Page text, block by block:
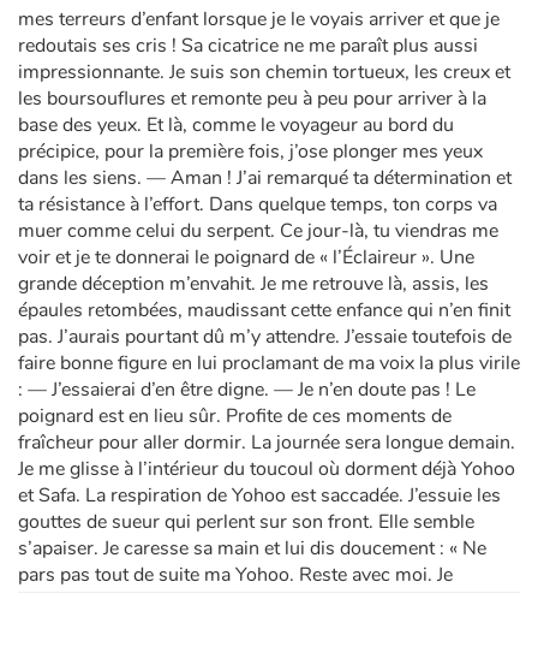
mes terreurs d’enfant lorsque je le voyais arriver et que je
redoutais ses cris ! Sa cicatrice ne me paraît plus aussi
impressionnante. Je suis son chemin tortueux, les creux et
les boursouflures et remonte peu à peu pour arriver à la
base des yeux. Et là, comme le voyageur au bord du
précipice, pour la première fois, j’ose plonger mes yeux
dans les siens. — Aman ! J’ai remarqué ta détermination et
ta résistance à l’effort. Dans quelque temps, ton corps va
muer comme celui du serpent. Ce jour-là, tu viendras me
voir et je te donnerai le poignard de « l’Éclaireur ». Une
grande déception m’envahit. Je me retrouve là, assis, les
épaules retombées, maudissant cette enfance qui n’en finit
pas. J’aurais pourtant dû m’y attendre. J’essaie toutefois de
faire bonne figure en lui proclamant de ma voix la plus virile
: — J’essaierai d’en être digne. — Je n’en doute pas ! Le
poignard est en lieu sûr. Profite de ces moments de
fraîcheur pour aller dormir. La journée sera longue demain.
Je me glisse à l’intérieur du toucoul où dorment déjà Yohoo
et Safa. La respiration de Yohoo est saccadée. J’essuie les
gouttes de sueur qui perlent sur son front. Elle semble
s’apaiser. Je caresse sa main et lui dis doucement : « Ne
pars pas tout de suite ma Yohoo. Reste avec moi. Je